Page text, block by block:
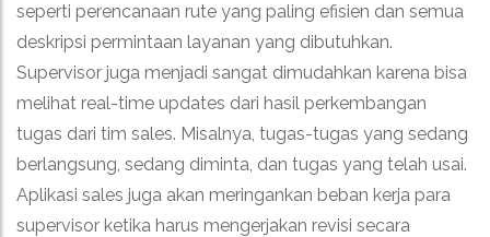
seperti perencanaan rute yang paling efisien dan semua
deskripsi permintaan layanan yang dibutuhkan.
Supervisor juga menjadi sangat dimudahkan karena bisa
melihat real-time updates dari hasil perkembangan
tugas dari tim sales. Misalnya, tugas-tugas yang sedang
berlangsung, sedang diminta, dan tugas yang telah usai.
Aplikasi sales juga akan meringankan beban kerja para
supervisor ketika harus mengerjakan revisi secara